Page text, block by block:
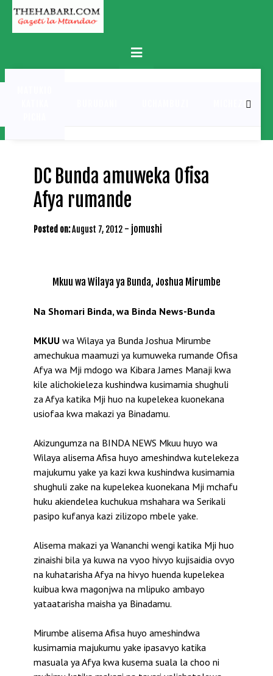
Skip
content
Primary
Menu
MICHEZO
DC Bunda amuweka Ofisa
Afya rumande
Posted on:August 7, 2012 - jomushi
Mkuu wa Wilaya ya Bunda, Joshua Mirumbe
Na Shomari Binda, wa Binda News-Bunda
MKUU wa Wilaya ya Bunda Joshua Mirumbe
amechukua maamuzi ya kumuweka rumande Ofisa
Afya wa Mji mdogo wa Kibara James Manaji kwa
kile alichokieleza kushindwa kusimamia shughuli
za Afya katika Mji huo na kupelekea kuonekana
usiofaa kwa makazi ya Binadamu.
Akizungumza na BINDA NEWS Mkuu huyo wa
Wilaya alisema Afisa huyo ameshindwa kutelekeza
majukumu yake ya kazi kwa kushindwa kusimamia
shughuli zake na kupelekea kuonekana Mji mchafu
huku akiendelea kuchukua mshahara wa Serikali
pasipo kufanya kazi zilizopo mbele yake.
Alisema makazi ya Wananchi wengi katika Mji huo
zinaishi bila ya kuwa na vyoo hivyo kujisaidia ovyo
na kuhatarisha Afya na hivyo huenda kupelekea
kuibua kwa magonjwa na mlipuko ambayo
yataatarisha maisha ya Binadamu.
Mirumbe alisema Afisa huyo ameshindwa
kusimamia majukumu yake ipasavyo katika
masuala ya Afya kwa kusema suala la choo ni